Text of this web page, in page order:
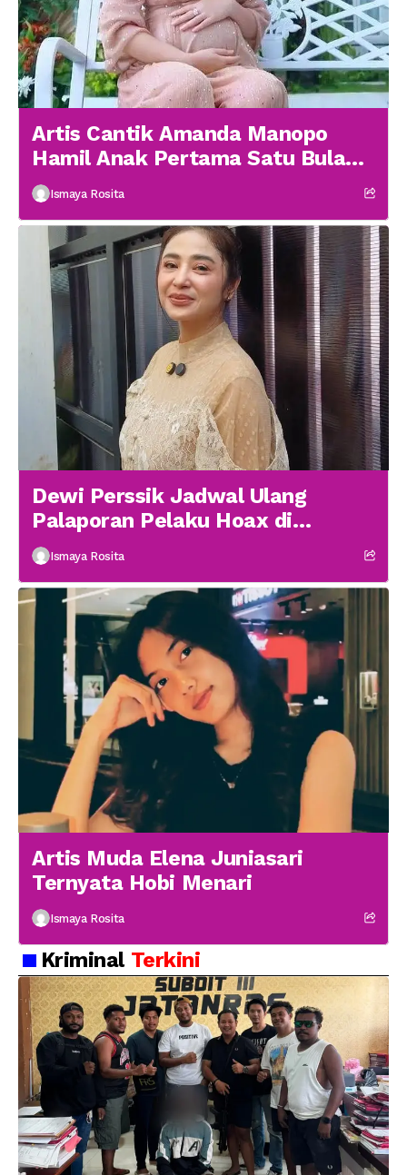
Artis Cantik Amanda Manopo
Hamil Anak Pertama Satu Bulan
menikah
Ismaya Rosita
Dewi Perssik Jadwal Ulang
Palaporan Pelaku Hoax di
Medsos
Ismaya Rosita
Artis Muda Elena Juniasari
Ternyata Hobi Menari
Ismaya Rosita
Kriminal Terkini